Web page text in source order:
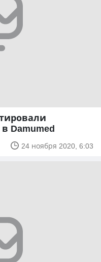
Damumed
24 ноября 2020, 6:03